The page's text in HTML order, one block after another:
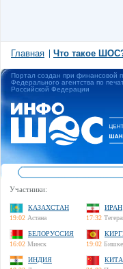
Главная Что такое
Портал создан при финансовой
Федерального агентства по
Российской Федерации
Участники:
КАЗАХСТАН
19:02 Астана
ИРАН
17:32
БЕЛОРУССИЯ
16:02 Минск
19:02
ИНДИЯ